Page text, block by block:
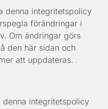
denna integritetspolicy
förändringar i
Om ändringar görs
den här sidan och
att uppdateras.
integritetspolicy